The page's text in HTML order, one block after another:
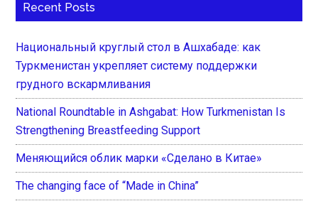
Recent Posts
Национальный круглый стол в Ашхабаде: как
Туркменистан укрепляет систему поддержки
грудного вскармливания
National Roundtable in Ashgabat: How Turkmenistan Is
Strengthening Breastfeeding Support
Меняющийся облик марки «Сделано в Китае»
The changing face of “Made in China”